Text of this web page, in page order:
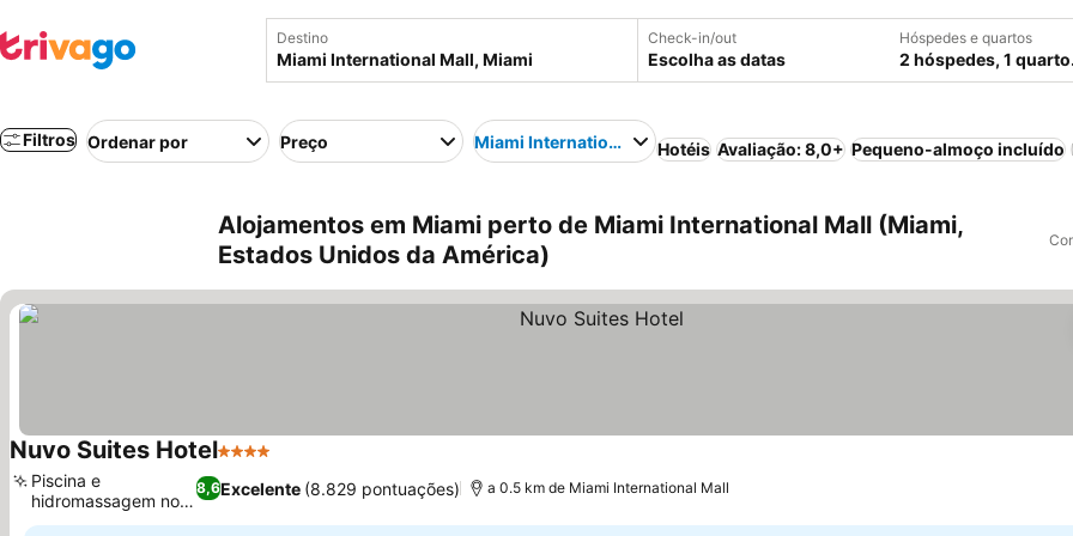
Destino Check-in/out
Escolha as datas
Hóspedes e quartos
2 hóspedes, 1 quarto.
Filtros Ordenar por Preço Miami International MallHotéis Avaliação: 8,0+ Pequeno-almoço incluído
Alojamentos em Miami perto de Miami International Mall (Miami,
Estados Unidos da América)
Nuvo Suites Hotel4 Estrelas
8,6Excelente (8.829 pontuações)
Piscina e
hidromassagem no
terraço
a 0.5 km de Miami International Mall